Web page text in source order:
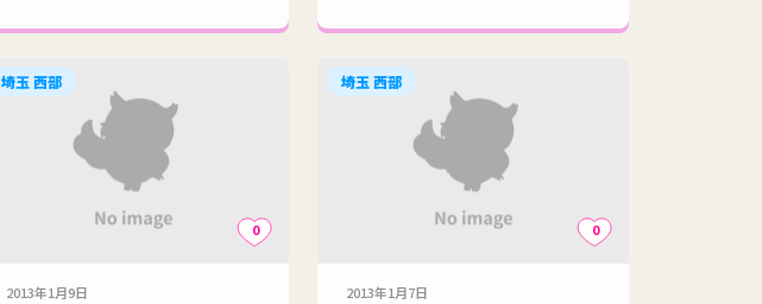
埼玉 西部
0
2013年1月9日
埼玉 西部
0
2013年1月7日